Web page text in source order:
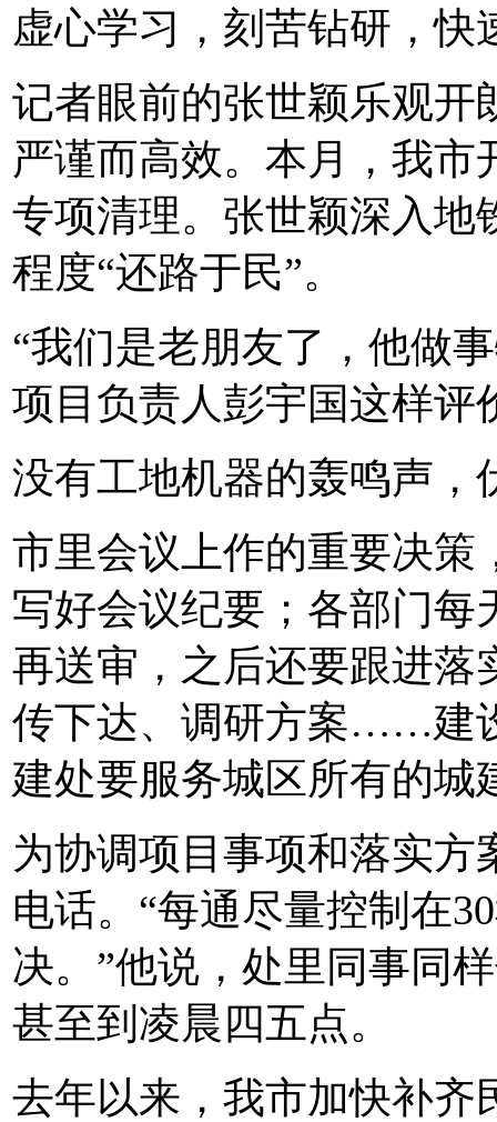
虚心学习，刻苦钻研，快
记者眼前的张世颖乐观开
严谨而高效。本月，我
专项清理。张世颖深入地
程度“还路于民”。
“我们是老朋友了，他做
项目负责人彭宇国这样评
没有工地机器的轰鸣声，
市里会议上作的重要决策
写好会议纪要；各部门每
再送审，之后还要跟进落
传下达、调研方案……建
建处要服务城区所有的城
为协调项目事项和落实
电话。“每通尽量控制在
决。”他说，处里同事同
甚至到凌晨四五点。
去年以来，我市加快补齐